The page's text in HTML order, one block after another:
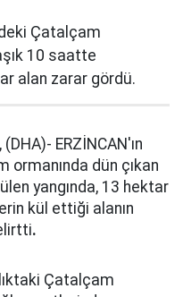
Çatalçam
10 saatte
alan zarar gördü.
ERZİNCAN'ın
dün çıkan
yangında, 13 hektar
kül ettiği alanın
.
Çatalçam